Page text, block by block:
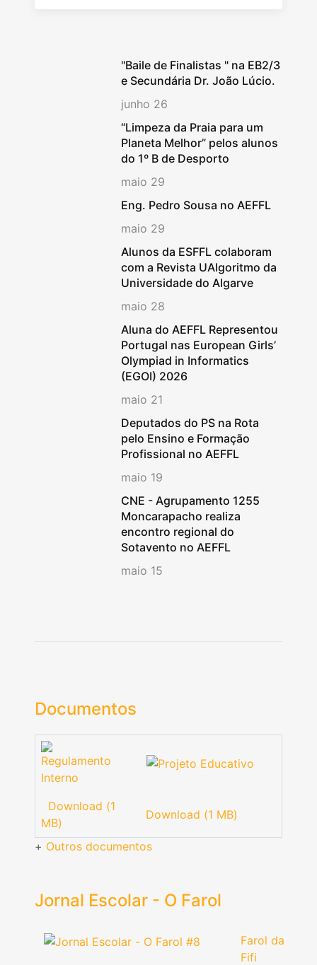
"Baile de Finalistas " na EB2/3
e Secundária Dr. João Lúcio.
junho 26
“Limpeza da Praia para um
Planeta Melhor” pelos alunos
do 1º B de Desporto
maio 29
Eng. Pedro Sousa no AEFFL
maio 29
Alunos da ESFFL colaboram
com a Revista UAlgoritmo da
Universidade do Algarve
maio 28
Aluna do AEFFL Representou
Portugal nas European Girls’
Olympiad in Informatics
(EGOI) 2026
maio 21
Deputados do PS na Rota
pelo Ensino e Formação
Profissional no AEFFL
maio 19
CNE - Agrupamento 1255
Moncarapacho realiza
encontro regional do
Sotavento no AEFFL
maio 15
Documentos
Download (1
MB)
Download (1 MB)
+ Outros documentos
Jornal Escolar - O Farol
Farol da
Fifi